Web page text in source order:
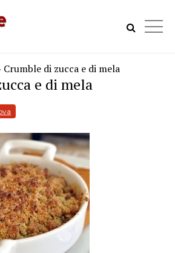
Crumble di zucca e di mela
e di mela